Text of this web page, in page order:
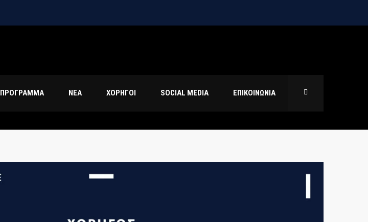
ΠΡΟΓΡΑΜΜΑ ΝΕΑ ΧΟΡΗΓΟΙ SOCIAL MEDIA ΕΠΙΚΟΙΝΩΝΙΑ